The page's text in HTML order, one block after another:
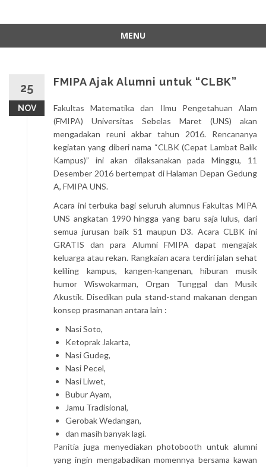
MENU
25
NOV
FMIPA Ajak Alumni untuk “CLBK”
Fakultas Matematika dan Ilmu Pengetahuan Alam
(FMIPA) Universitas Sebelas Maret (UNS) akan
mengadakan reuni akbar tahun 2016. Rencananya
kegiatan yang diberi nama “CLBK (Cepat Lambat Balik
Kampus)” ini akan dilaksanakan pada Minggu, 11
Desember 2016 bertempat di Halaman Depan Gedung
A, FMIPA UNS.
Acara ini terbuka bagi seluruh alumnus Fakultas MIPA
UNS angkatan 1990 hingga yang baru saja lulus, dari
semua jurusan baik S1 maupun D3. Acara CLBK ini
GRATIS dan para Alumni FMIPA dapat mengajak
keluarga atau rekan. Rangkaian acara terdiri jalan sehat
keliling kampus, kangen-kangenan, hiburan musik
humor Wiswokarman, Organ Tunggal dan Musik
Akustik. Disedikan pula stand-stand makanan dengan
konsep prasmanan antara lain :
Nasi Soto,
Ketoprak Jakarta,
Nasi Gudeg,
Nasi Pecel,
Nasi Liwet,
Bubur Ayam,
Jamu Tradisional,
Gerobak Wedangan,
dan masih banyak lagi.
Panitia juga menyediakan photobooth untuk alumni
yang ingin mengabadikan momennya bersama kawan